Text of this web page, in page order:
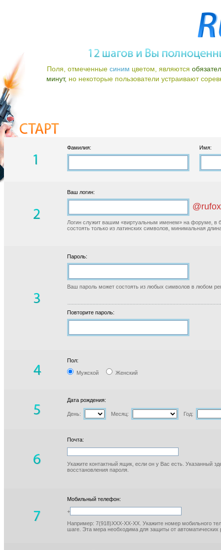
Поля, отмеченные синим цветом, являются
минут, но некоторые пользователи устраивают
Фамилия: Имя:
Ваш логин:
Логин служит вашим «виртуальным именем» на форуме, в
состоять только из латинских символов, минимальная
Пароль:
Ваш пароль может состоять из любых символов в любом
Повторите пароль:
Пол:
Мужской Женский
Дата рождения:
День: Месяц: Год:
Почта:
Укажите контактный ящик, если он у Вас есть. Указанный
восстановления пароля.
Мобильный телефон:
+
Например: 7(918)XXX-XX-XX. Укажите номер мобильного
шаге. Эта мера необходима для защиты от автоматических